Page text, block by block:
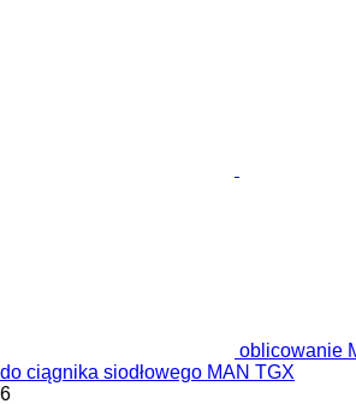
oblicowanie
do ciągnika siodłowego MAN TGX
6